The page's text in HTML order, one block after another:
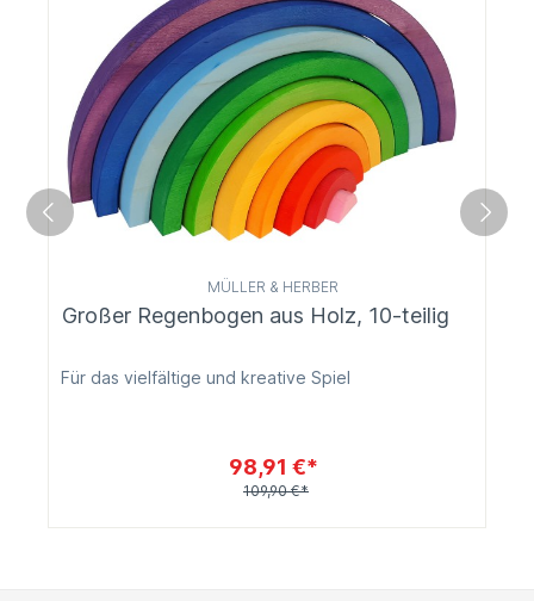
MÜLLER & HERBER
Großer Regenbogen aus Holz, 10-teilig
Für das vielfältige und kreative Spiel
98,91 €*
109,90 €*